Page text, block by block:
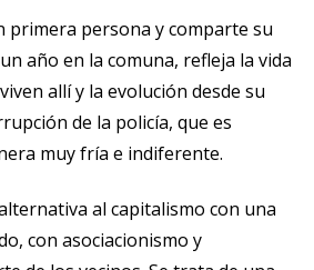
primera persona y comparte su
año en la comuna, refleja la vida
allí y la evolución desde su
de la policía, que es
muy fría e indiferente.
al capitalismo con una
con asociacionismo y